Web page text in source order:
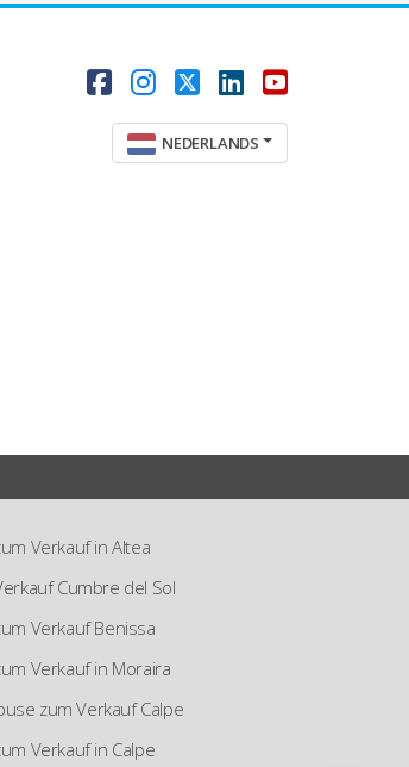
NEDERLANDS
Verkauf in Altea
Cumbre del Sol
Verkauf Benissa
Verkauf in Moraira
zum Verkauf Calpe
Verkauf in Calpe